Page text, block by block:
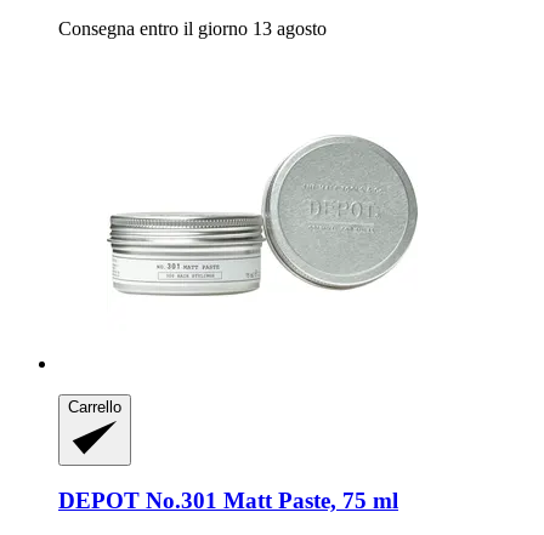
Consegna entro il giorno 13 agosto
Carrello
DEPOT No.301 Matt Paste, 75 ml